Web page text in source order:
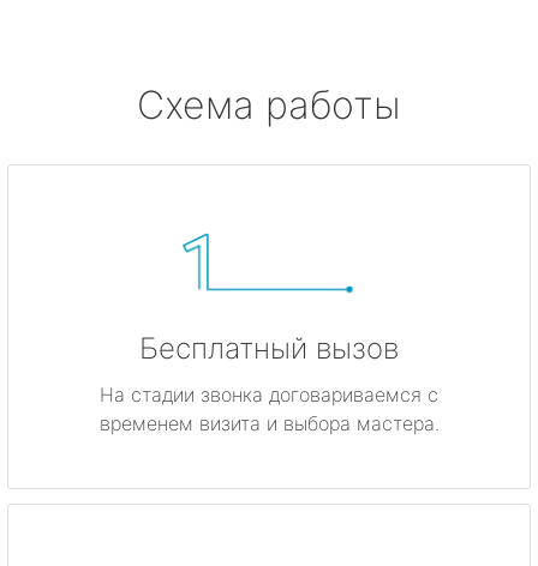
Схема работы
Бесплатный вызов
На стадии звонка договариваемся с
временем визита и выбора мастера.